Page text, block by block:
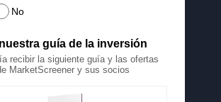
No
guía de la inversión
recibir la siguiente guía y las ofertas
MarketScreener y sus socios